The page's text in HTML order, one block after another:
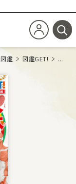
新規会員登
検
図鑑 図鑑GET! ...